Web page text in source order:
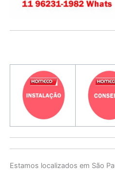
Estamos localizados em São